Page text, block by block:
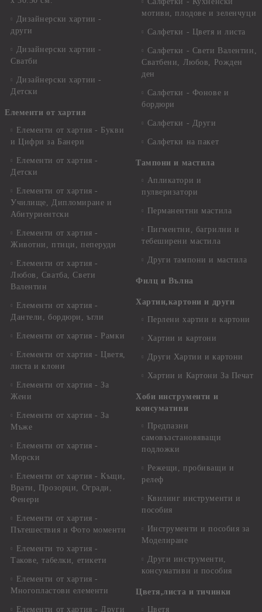
Дизайнерски хартии -
други
Дизайнерски хартии -
Сватби
Дизайнерски хартии -
Детски
Елементи от хартия
Елементи от хартия - Букви
и Цифри за Банери
Елементи от хартия -
Детски
Елементи от хартия -
Училище, Дипломиране и
Абитуриентски
Елементи от хартия -
Животни, птици, пеперуди
Елементи от хартия -
Любов, Сватба, Свети
Валентин
Елементи от хартия -
Дантели, бордюри, ъгли
Елементи от хартия - Рамки
Елементи от хартия - Цветя,
листа и клони
Елементи от хартия - За
Жени
Елементи от хартия - За
Мъже
Елементи от хартия -
Морски
Елементи от хартия - Къщи,
Врати, Прозорци, Огради,
Фенери
Елементи от хартия -
Пътешествия и Фото моменти
Елементи то хартия -
Такове, табелки, етикети
Елементи от хартия -
Многопластови елементи
Елементи от хартия - Други
мотиви, плодове и зеленчуци
Салфетки - Цветя и листа
Салфетки - Свети Валентин,
Сватбени, Любов, Рожден
ден
Салфетки - Фонове и
бордюри
Салфетки - Други
Салфетки на пакет
Тампони и мастила
Апликатори и
пулверизатори
Перманентни мастила
Пигментни, багрилни и
тебеширени мастила
Други тампони и мастила
Филц и Вълна
Хартии,картони и други
Перлени хартии и картони
Хартии и картони
Други Хартии и картони
Хартии и Картони За Печат
Хоби инструменти и
консумативи
Предпазни
самовъзстановяващи
подложки
Режещи, пробиващи и
релеф
Квилинг инструменти и
пособия
Инструменти и пособия за
Моделиране
Други инструменти,
консумативи и пособия
Цветя,листа и тичинки
Цветя